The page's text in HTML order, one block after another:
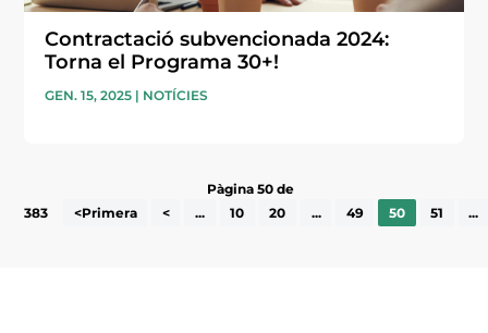
Contractació subvencionada 2024:
Torna el Programa 30+!
GEN. 15, 2025 | NOTÍCIES
Pàgina 50 de
383
<Primera < ... 10 20 ... 49 50 51 ...